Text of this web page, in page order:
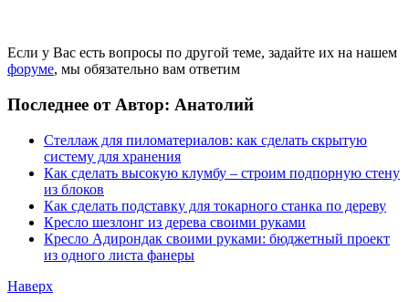
Если у Вас есть вопросы по другой теме, задайте их на нашем
форуме, мы обязательно вам ответим
Последнее от Автор: Анатолий
Стеллаж для пиломатериалов: как сделать скрытую
систему для хранения
Как сделать высокую клумбу – строим подпорную стену
из блоков
Как сделать подставку для токарного станка по дереву
Кресло шезлонг из дерева своими руками
Кресло Адирондак своими руками: бюджетный проект
из одного листа фанеры
Наверх